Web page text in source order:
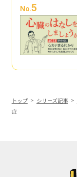
No.5
トップ シリーズ記事
症